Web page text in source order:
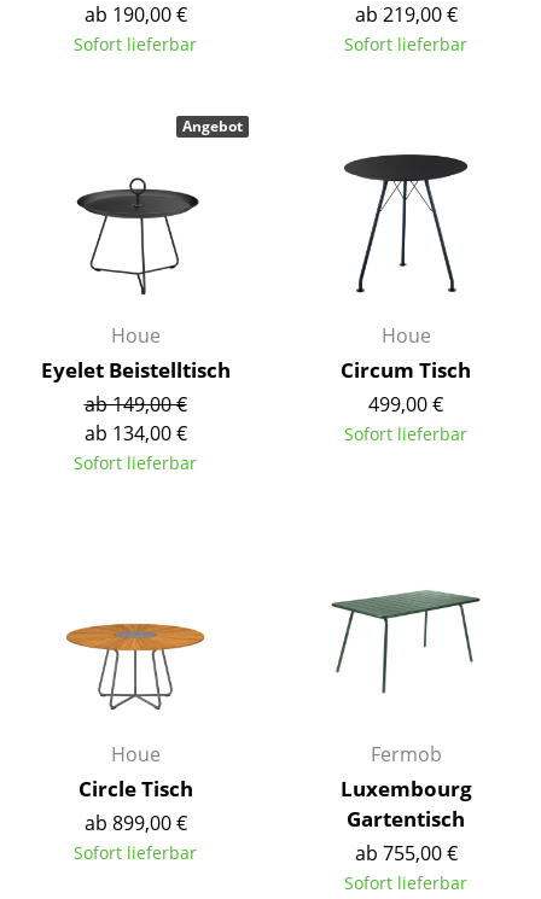
Gartentische
... alle Tische
Aufbewahren
Regale & Schränke
Bücherregale
Wandregale
Sideboards & Kommoden
TV Möbel
Garderoben
Kleinaufbewahrung
... alle Aufbewahrungsmöbel
Hängeleuchten & Deckenleuchten
ab 190,00 €
Sofort lieferbar
ab 219,00 €
Sofort lieferbar
Houe
Eyelet Beistelltisch
ab 149,00 €
ab 134,00 €
Sofort lieferbar
Angebot
Houe
Circum Tisch
499,00 €
Sofort lieferbar
Houe
Circle Tisch
ab 899,00 €
Sofort lieferbar
Fermob
Luxembourg
Gartentisch
ab 755,00 €
Sofort lieferbar